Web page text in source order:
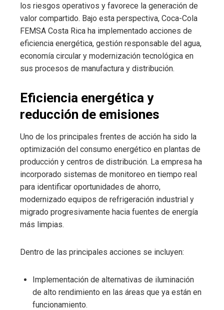
los riesgos operativos y favorece la generación de
valor compartido. Bajo esta perspectiva, Coca-Cola
FEMSA Costa Rica ha implementado acciones de
eficiencia energética, gestión responsable del agua,
economía circular y modernización tecnológica en
sus procesos de manufactura y distribución.
Eficiencia energética y
reducción de emisiones
Uno de los principales frentes de acción ha sido la
optimización del consumo energético en plantas de
producción y centros de distribución. La empresa ha
incorporado sistemas de monitoreo en tiempo real
para identificar oportunidades de ahorro,
modernizado equipos de refrigeración industrial y
migrado progresivamente hacia fuentes de energía
más limpias.
Dentro de las principales acciones se incluyen:
Implementación de alternativas de iluminación
de alto rendimiento en las áreas que ya están en
funcionamiento.